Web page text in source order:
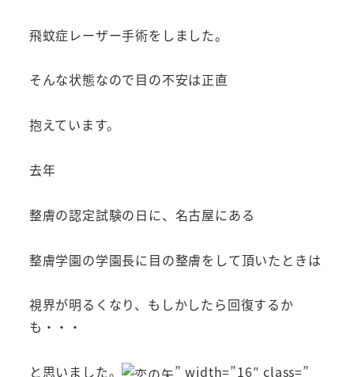
飛蚊症レーザー手術をしました。
そんな状態なので目の不安は正直
抱えています。
去年
整膚の認定試験の日に、名古屋にある
整膚学園の学園長に目の整膚をして頂いたときは
視界が明るくなり、もしかしたら回復するか
も・・・
と思いました。 ” width=”16″ class=”